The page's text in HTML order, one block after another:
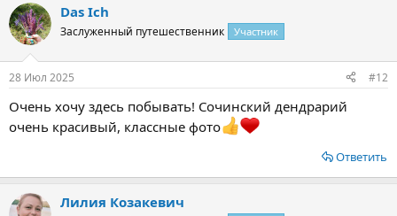
Das Ich
Заслуженный путешественник Участник
28 Июл 2025 #12
Очень хочу здесь побывать! Сочинский дендрарий
очень красивый, классные фото
Ответить
Лилия Козакевич